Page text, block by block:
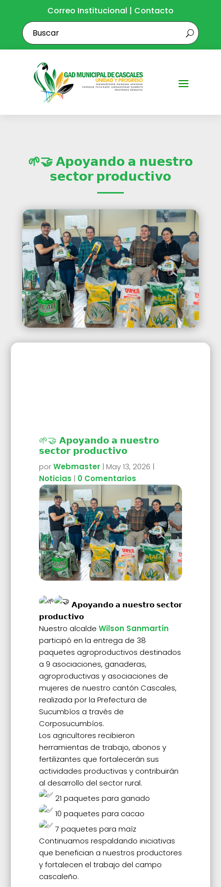
Correo Institucional | Contacto
🌱🤝 𝗔𝗽𝗼𝘆𝗮𝗻𝗱𝗼 𝗮 𝗻𝘂𝗲𝘀𝘁𝗿𝗼
𝘀𝗲𝗰𝘁𝗼𝗿 𝗽𝗿𝗼𝗱𝘂𝗰𝘁𝗶𝘃𝗼
🌱🤝 𝗔𝗽𝗼𝘆𝗮𝗻𝗱𝗼 𝗮 𝗻𝘂𝗲𝘀𝘁𝗿𝗼
𝘀𝗲𝗰𝘁𝗼𝗿 𝗽𝗿𝗼𝗱𝘂𝗰𝘁𝗶𝘃𝗼
porWebmaster| May 13, 2026 |
Noticias | 0 Comentarios
𝗔𝗽𝗼𝘆𝗮𝗻𝗱𝗼 𝗮 𝗻𝘂𝗲𝘀𝘁𝗿𝗼 𝘀𝗲𝗰𝘁𝗼𝗿
𝗽𝗿𝗼𝗱𝘂𝗰𝘁𝗶𝘃𝗼
Nuestro alcalde Wilson Sanmartín
participó en la entrega de 38
paquetes agroproductivos destinados
a 9 asociaciones, ganaderas,
agroproductivas y asociaciones de
mujeres de nuestro cantón Cascales,
realizada por la Prefectura de
Sucumbíos a través de
Corposucumbíos.
Los agricultores recibieron
herramientas de trabajo, abonos y
fertilizantes que fortalecerán sus
actividades productivas y contribuirán
al desarrollo del sector rural.
21 paquetes para ganado
10 paquetes para cacao
7 paquetes para maíz
Continuamos respaldando iniciativas
que benefician a nuestros productores
y fortalecen el trabajo del campo
cascaleño.